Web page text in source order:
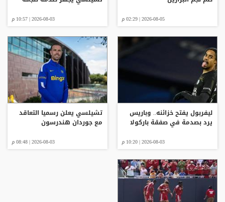
2026-08-05 | 02:29 م 2026-08-03 | 10:57 م
ليفربول يفتح خزائنه.. وباريس
يرد بصدمة في صفقة باركولا
2026-08-03 | 10:20 م
تشيلسي يعلن رسميا التعاقد
مع جوردان هندرسون
2026-08-03 | 08:48 م